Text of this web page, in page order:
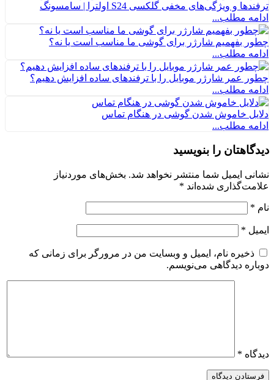
ترفندها و ویژگی‌های مخفی گلکسی S24 اولترا | سامسونگ
ادامه مطلب...
چطور بفهمیم شارژر برای گوشی ما مناسب است یا نه؟
ادامه مطلب...
چطور عمر شارژر موبایل را با ترفندهای ساده افزایش دهیم؟
ادامه مطلب...
دلایل خاموش شدن گوشی در هنگام تماس
ادامه مطلب...
دیدگاهتان را بنویسید
نشانی ایمیل شما منتشر نخواهد شد. بخش‌های موردنیاز
علامت‌گذاری شده‌اند *
نام *
ایمیل *
ذخیره نام، ایمیل و وبسایت من در مرورگر برای زمانی که
دوباره دیدگاهی می‌نویسم.
دیدگاه *